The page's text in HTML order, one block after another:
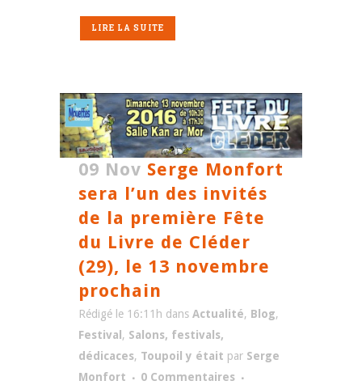
LIRE LA SUITE
09 Nov Serge Monfort
sera l’un des invités
de la première Fête
du Livre de Cléder
(29), le 13 novembre
prochain
Rédigé le 16:11h dans Actualité, Blog,
Festival , Salons, festivals,
dédicaces, Toupoil y était par Serge
Monfort
0 Commentaires